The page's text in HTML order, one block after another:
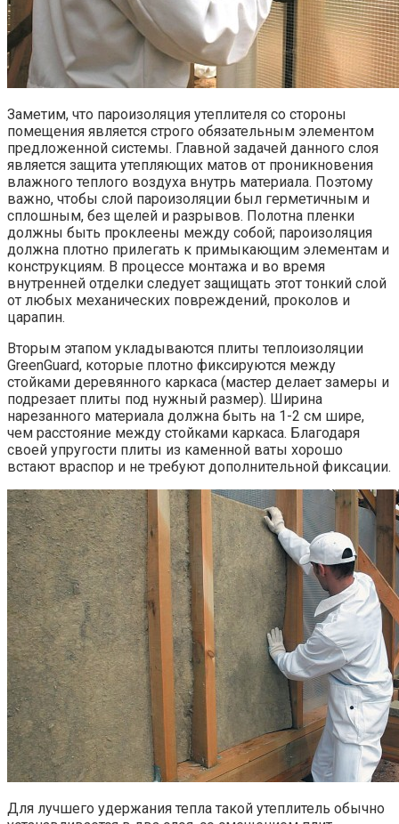
Заметим, что пароизоляция утеплителя со стороны
помещения является строго обязательным элементом
предложенной системы. Главной задачей данного слоя
является защита утепляющих матов от проникновения
влажного теплого воздуха внутрь материала. Поэтому
важно, чтобы слой пароизоляции был герметичным и
сплошным, без щелей и разрывов. Полотна пленки
должны быть проклеены между собой; пароизоляция
должна плотно прилегать к примыкающим элементам и
конструкциям. В процессе монтажа и во время
внутренней отделки следует защищать этот тонкий слой
от любых механических повреждений, проколов и
царапин.
Вторым этапом укладываются плиты теплоизоляции
GreenGuard, которые плотно фиксируются между
стойками деревянного каркаса (мастер делает замеры и
подрезает плиты под нужный размер). Ширина
нарезанного материала должна быть на 1-2 см шире,
чем расстояние между стойками каркаса. Благодаря
своей упругости плиты из каменной ваты хорошо
встают враспор и не требуют дополнительной фиксации.
Для лучшего удержания тепла такой утеплитель обычно